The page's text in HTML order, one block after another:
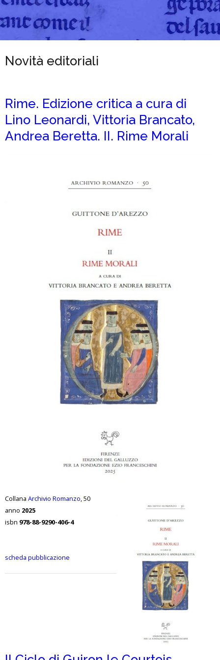
Novità editoriali
Rime. Edizione critica a cura di
Lino Leonardi, Vittoria Brancato,
Andrea Beretta. II. Rime Morali
Collana Archivio Romanzo, 50
anno 2025
isbn 978-88-9290-406-4
scheda pubblicazione